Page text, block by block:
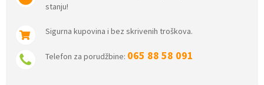
stanju!
Sigurna kupovina i bez skrivenih troškova.
Telefon za porudžbine: 065 88 58 091